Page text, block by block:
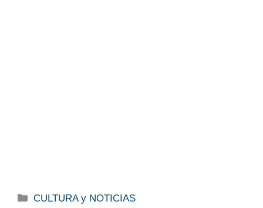
Categorías
CULTURA y NOTICIAS